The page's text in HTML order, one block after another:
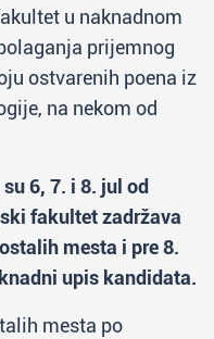
u naknadnom
prijemnog
ostvarenih poena iz
na nekom od
6, 7. i 8. jul od
fakultet zadržava
mesta i pre 8.
upis kandidata.
mesta po